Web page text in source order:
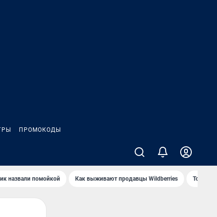
ПРОМОКОДЫ
назвали помойкой Как выживают продавцы Wildberries Топ